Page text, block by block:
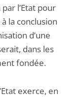
l’Etat pour
la conclusion
d’une
dans les
fondée.
exerce, en